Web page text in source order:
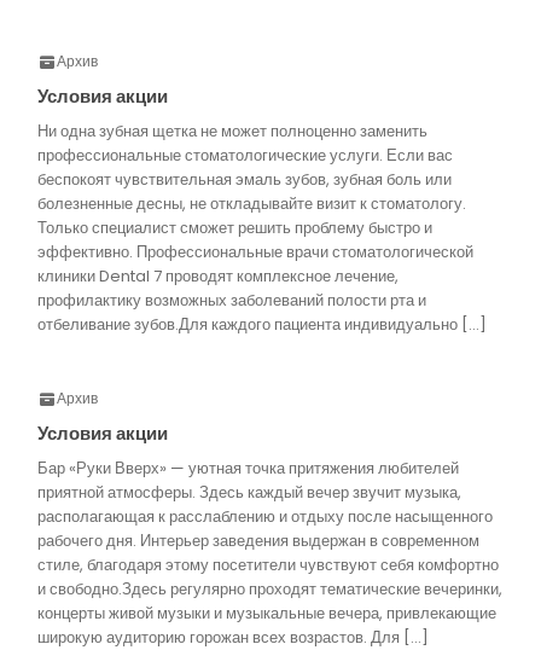
Архив
Условия акции
Ни одна зубная щетка не может полноценно заменить
профессиональные стоматологические услуги. Если вас
беспокоят чувствительная эмаль зубов, зубная боль или
болезненные десны, не откладывайте визит к стоматологу.
Только специалист сможет решить проблему быстро и
эффективно. Профессиональные врачи стоматологической
клиники Dental 7 проводят комплексное лечение,
профилактику возможных заболеваний полости рта и
отбеливание зубов.Для каждого пациента индивидуально […]
Архив
Условия акции
Бар «Руки Вверх» — уютная точка притяжения любителей
приятной атмосферы. Здесь каждый вечер звучит музыка,
располагающая к расслаблению и отдыху после насыщенного
рабочего дня. Интерьер заведения выдержан в современном
стиле, благодаря этому посетители чувствуют себя комфортно
и свободно.Здесь регулярно проходят тематические вечеринки,
концерты живой музыки и музыкальные вечера, привлекающие
широкую аудиторию горожан всех возрастов. Для […]